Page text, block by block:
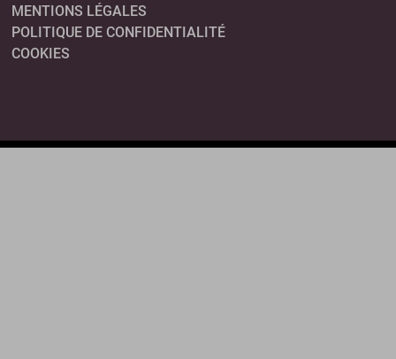
MENTIONS LÉGALES
POLITIQUE DE CONFIDENTIALITÉ
COOKIES